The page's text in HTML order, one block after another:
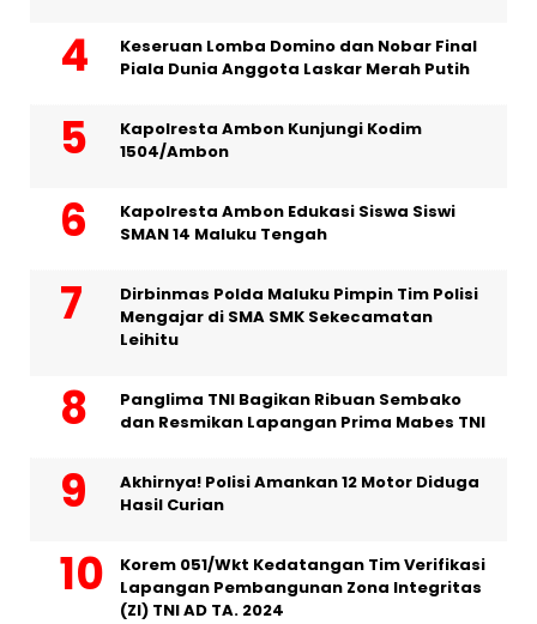
Keseruan Lomba Domino dan Nobar Final
Piala Dunia Anggota Laskar Merah Putih
Kapolresta Ambon Kunjungi Kodim
1504/Ambon
Kapolresta Ambon Edukasi Siswa Siswi
SMAN 14 Maluku Tengah
Dirbinmas Polda Maluku Pimpin Tim Polisi
Mengajar di SMA SMK Sekecamatan
Leihitu
Panglima TNI Bagikan Ribuan Sembako
dan Resmikan Lapangan Prima Mabes TNI
Akhirnya! Polisi Amankan 12 Motor Diduga
Hasil Curian
Korem 051/Wkt Kedatangan Tim Verifikasi
Lapangan Pembangunan Zona Integritas
(ZI) TNI AD TA. 2024